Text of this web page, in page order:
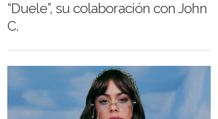
“Duele”, su colaboración con John
C.